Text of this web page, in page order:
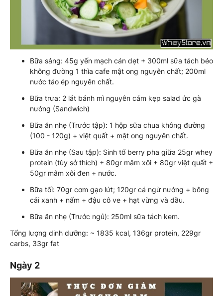
Bữa sáng: 45g yến mạch cán dẹt + 300ml sữa tách béo
không đường 1 thìa cafe mật ong nguyên chất; 200ml
nước táo ép nguyên chất.
Bữa trưa: 2 lát bánh mì nguyên cám kẹp salad ức gà
nướng (Sandwich)
Bữa ăn nhẹ (Trước tập): 1 hộp sữa chua không đường
(100 - 120g) + việt quất + mật ong nguyên chất.
Bữa ăn nhẹ (Sau tập): Sinh tố berry pha giữa 25gr whey
protein (tùy sở thích) + 80gr mâm xôi + 80gr việt quất +
50gr mâm xôi đen + nước.
Bữa tối: 70gr cơm gạo lứt; 120gr cá ngừ nướng + bông
cải xanh + nấm + đậu cô ve + hạt vừng và dầu.
Bữa ăn nhẹ (Trước ngủ): 250ml sữa tách kem.
Tổng lượng dinh dưỡng: ~ 1835 kcal, 136gr protein, 229gr
carbs, 33gr fat
Ngày 2